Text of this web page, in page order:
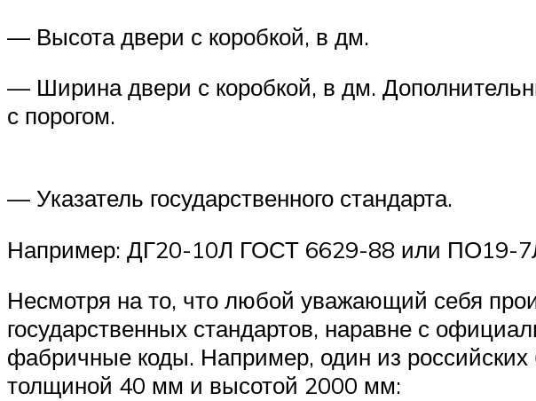
— Высота двери с коробкой, в дм.
— Ширина двери с коробкой, в дм.
с порогом.
— Указатель государственного стандарта.
Например: ДГ20-10Л ГОСТ 6629-88 или ПО19-
Несмотря на то, что любой уважающий себя
государственных стандартов, наравне с
фабричные коды. Например, один из
толщиной 40 мм и высотой 2000 мм: